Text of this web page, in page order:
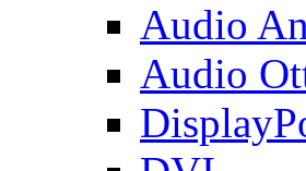
Audio
Audio